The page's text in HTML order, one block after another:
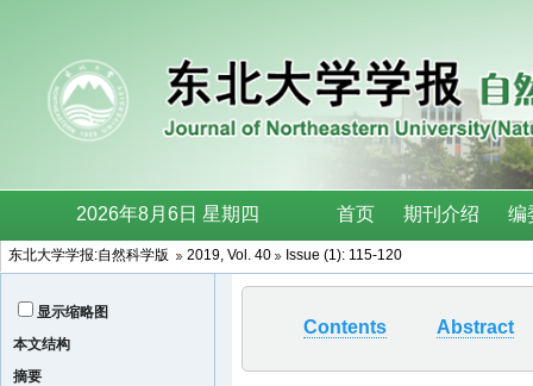
东北大学学报:自然科学版 2019, Vol. 40 Issue (1): 115-120
显示缩略图
本文结构
摘要
Contents Abstract